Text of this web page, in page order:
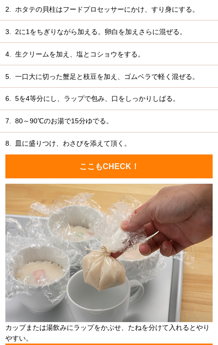
2. ホタテの貝柱はフードプロセッサーにかけ、すり身にする。
3. 2に1をちぎりながら加える。卵白を加えさらに混ぜる。
4. 生クリームを加え、塩とコショウをする。
5. 一口大に切った蟹足と枝豆を加え、ゴムベラで軽く混ぜる。
6. 5を4等分にし、ラップで包み、口をしっかりしばる。
7. 80～90℃のお湯で15分ゆでる。
8. 皿に盛りつけ、わさびを添えて頂く。
ここもCHECK！
カップまたは湯飲みにラップをかぶせ、たねを分けて入れるとやり
やすい。